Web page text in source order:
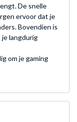
De snelle
ervoor dat je
Bovendien is
langdurig
om je gaming